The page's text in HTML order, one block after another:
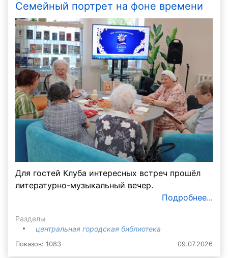
Семейный портрет на фоне времени
Для гостей Клуба интересных встреч прошёл
литературно-музыкальный вечер.
Подробнее...
Разделы
центральная городская библиотека
Показов: 1083 09.07.2026